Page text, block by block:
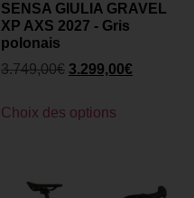
SENSA GIULIA GRAVEL
XP AXS 2027 - Gris
polonais
3.749,00€ 3.299,00€
Choix des options